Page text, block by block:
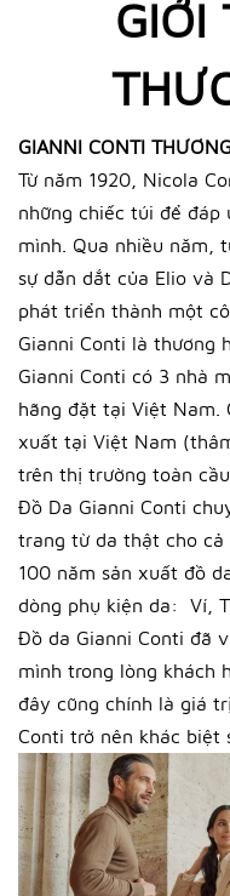
GIỚI
GIANNI CONTI
Từ năm 1920, Nicola
những chiếc túi để đáp
mình. Qua nhiều năm,
sự dẫn dắt của Elio và
phát triển thành một
Gianni Conti là thương
Gianni Conti có 3 nhà
hãng đặt tại Việt Nam.
xuất tại Việt Nam
trên thị trường toàn cầu.
Đồ Da Gianni Conti
trang từ da thật cho cả
100 năm sản xuất đồ
dòng phụ kiện da: Ví,
Đồ da Gianni Conti đã
mình trong lòng khách
đây cũng chính là giá
Conti trở nên khác biệt